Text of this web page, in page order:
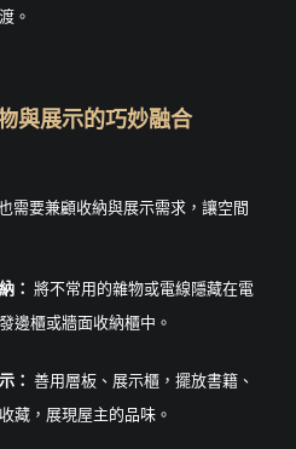
。
與展示的巧妙融合
需要兼顧收納與展示需求，讓空間
： 將不常用的雜物或電線隱藏在電
邊櫃或牆面收納櫃中。
： 善用層板、展示櫃，擺放書籍、
藏，展現屋主的品味。